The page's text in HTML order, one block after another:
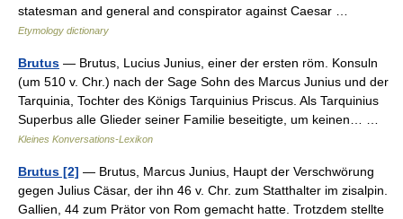
statesman and general and conspirator against Caesar …
Etymology dictionary
Brutus — Brutus, Lucius Junius, einer der ersten röm. Konsuln
(um 510 v. Chr.) nach der Sage Sohn des Marcus Junius und der
Tarquinia, Tochter des Königs Tarquinius Priscus. Als Tarquinius
Superbus alle Glieder seiner Familie beseitigte, um keinen… …
Kleines Konversations-Lexikon
Brutus [2] — Brutus, Marcus Junius, Haupt der Verschwörung
gegen Julius Cäsar, der ihn 46 v. Chr. zum Statthalter im zisalpin.
Gallien, 44 zum Prätor von Rom gemacht hatte. Trotzdem stellte